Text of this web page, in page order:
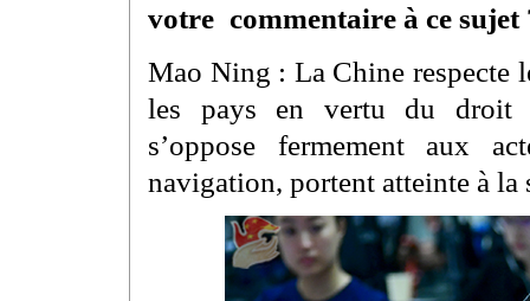
votre commentaire à ce sujet
Mao Ning : La Chine respecte
les pays en vertu du droit
s’oppose fermement aux
navigation, portent atteinte à la